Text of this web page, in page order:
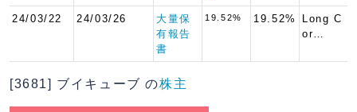
24/03/22 24/03/26
大量保
有報告
書
19.52% 19.52%
Long C
or…
[3681] ブイキューブ の株主